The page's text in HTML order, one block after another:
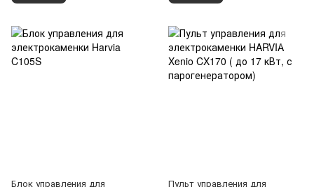
Блок управления для
Пульт управления для